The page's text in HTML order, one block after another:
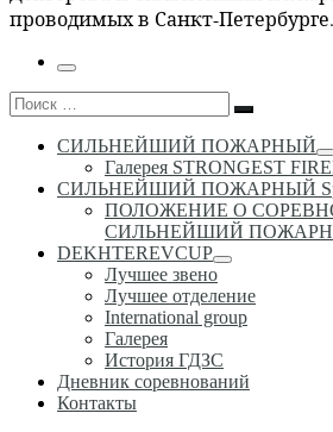
проводимых в Санкт-Петербурге.
Меню
Поиск
Поиск
…
СИЛЬНЕЙШИЙ ПОЖАРНЫЙ
Галерея STRONGEST
СИЛЬНЕЙШИЙ ПОЖАРНЫЙ
ПОЛОЖЕНИЕ О
СИЛЬНЕЙШИЙ
DEKHTEREVCUP
Лучшее звено
Лучшее отделение
International group
Галерея
История ГДЗС
Дневник соревнований
Контакты